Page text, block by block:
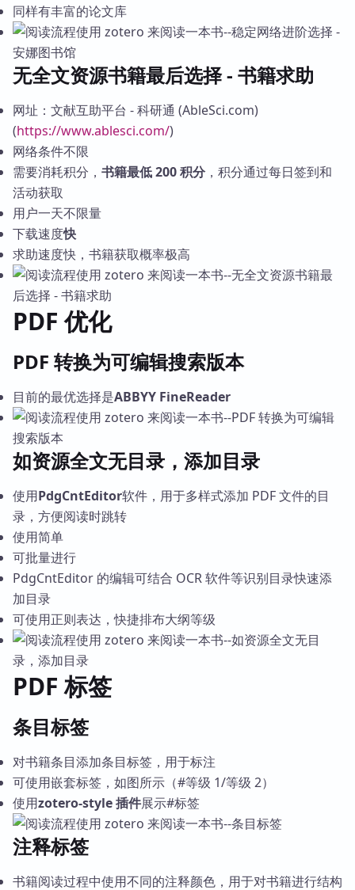
同样有丰富的论文库
无全文资源书籍最后选择 - 书籍求助
网址：文献互助平台 - 科研通 (AbleSci.com)
(https://www.ablesci.com/)
网络条件不限
需要消耗积分， 书籍最低 200 积分，积分通过每日签到和
活动获取
用户一天不限量
下载速度快
求助速度快，书籍获取概率极高
PDF 优化
PDF 转换为可编辑搜索版本
目前的最优选择是ABBYY FineReader
如资源全文无目录，添加目录
使用PdgCntEditor软件，用于多样式添加 PDF 文件的目
录，方便阅读时跳转
使用简单
可批量进行
PdgCntEditor 的编辑可结合 OCR 软件等识别目录快速添
加目录
可使用正则表达，快捷排布大纲等级
PDF 标签
条目标签
对书籍条目添加条目标签，用于标注
可使用嵌套标签，如图所示（#等级 1/等级 2）
使用zotero-style 插件展示#标签
注释标签
书籍阅读过程中使用不同的注释颜色，用于对书籍进行结构